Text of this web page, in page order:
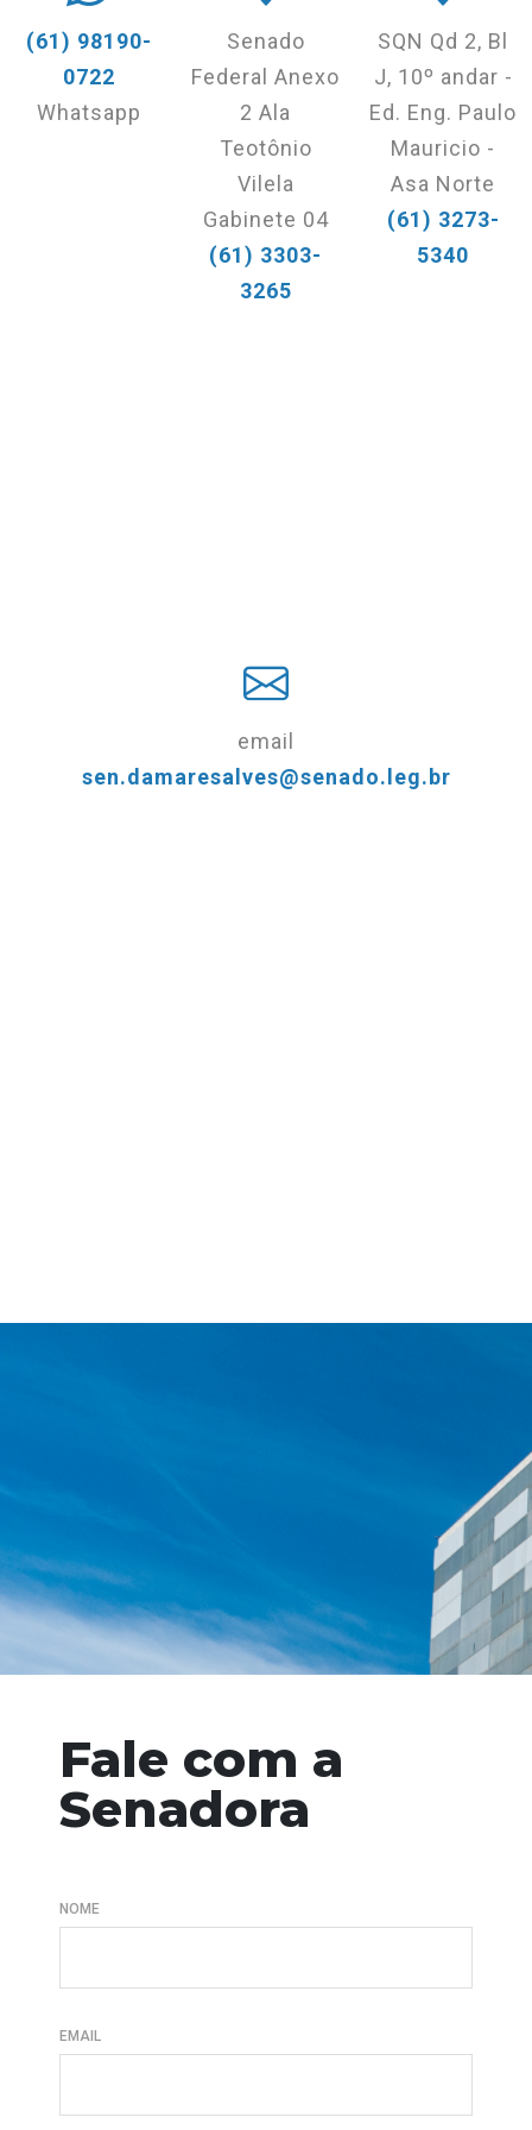
(61) 98190-
0722
Whatsapp
Senado
Federal Anexo
2 Ala
Teotônio
Vilela
Gabinete 04
(61) 3303-
3265
SQN Qd 2, Bl
J, 10º andar -
Ed. Eng. Paulo
Mauricio -
Asa Norte
(61) 3273-
5340
email
sen.damaresalves@senado.leg.br
Fale com a
Senadora
NOME
EMAIL